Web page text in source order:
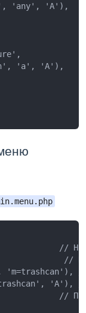
'any', 'A'),
'a', 'A'),
//
//
'm=trashcan'),
'A'),
//